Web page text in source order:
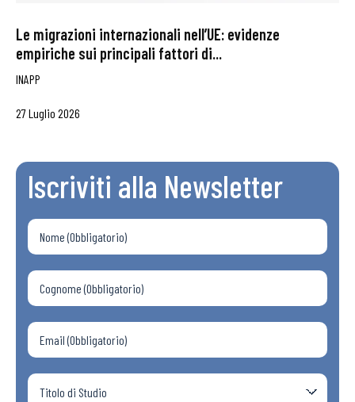
Le migrazioni internazionali nell’UE: evidenze
empiriche sui principali fattori di...
INAPP
27 Luglio 2026
Iscriviti alla Newsletter